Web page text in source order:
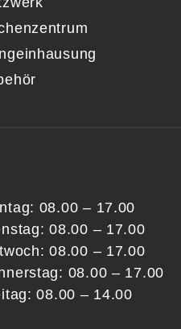
08.00 – 17.00
08.00 – 17.00
08.00 – 17.00
08.00 – 17.00
08.00 – 14.00